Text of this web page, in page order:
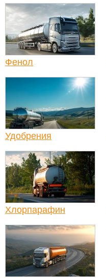
Фенол
Удобрения
Хлорпарафин